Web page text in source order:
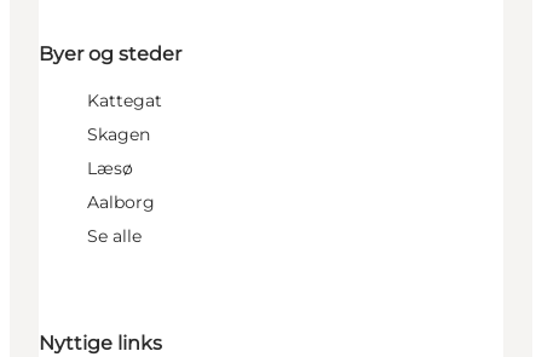
Byer og steder
Kattegat
Skagen
Læsø
Aalborg
Se alle
Nyttige links